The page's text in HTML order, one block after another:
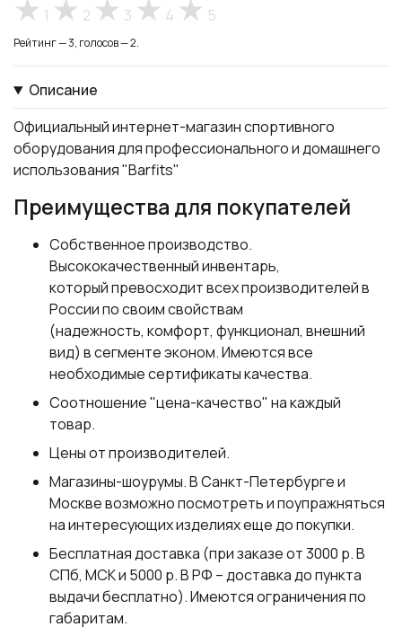
1 2 3 4 5
Рейтинг — 3, голосов — 2.
Описание
Официальный интернет-магазин спортивного
оборудования для профессионального и домашнего
использования "Barfits"
Преимущества для покупателей
Собственное производство.
Высококачественный инвентарь,
который превосходит всех производителей в
России по своим свойствам
(надежность, комфорт, функционал, внешний
вид) в сегменте эконом. Имеются все
необходимые сертификаты качества.
Соотношение "цена-качество" на каждый
товар.
Цены от производителей.
Магазины-шоурумы. В Санкт-Петербурге и
Москве возможно посмотреть и поупражняться
на интересующих изделиях еще до покупки.
Бесплатная доставка (при заказе от 3000 р. В
СПб, МСК и 5000 р. В РФ – доставка до пункта
выдачи бесплатно). Имеются ограничения по
габаритам.